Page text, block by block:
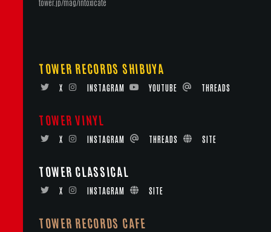
tower.jp/mag/intoxicate
TOWER RECORDS SHIBUYA
X INSTAGRAM YOUTUBE THREADS
TOWER VINYL
X INSTAGRAM THREADS SITE
TOWER CLASSICAL
X INSTAGRAM SITE
TOWER RECORDS CAFE